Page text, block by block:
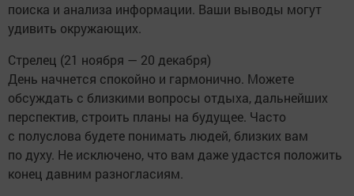
поиска и анализа информации. Ваши выводы могут
удивить окружающих.
Стрелец (21 ноября — 20 декабря)
День начнется спокойно и гармонично. Можете
обсуждать с близкими вопросы отдыха, дальнейших
перспектив, строить планы на будущее. Часто
с полуслова будете понимать людей, близких вам
по духу. Не исключено, что вам даже удастся положить
конец давним разногласиям.